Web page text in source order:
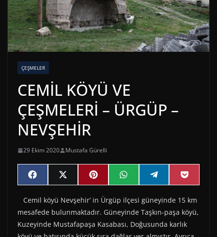
ÇEŞMELER
CEMİL KÖYÜ VE
ÇEŞMELERİ – ÜRGÜP –
NEVŞEHİR
29 Ekim 2020 Mustafa Gürelli
Share
on
F
a
e
b
o
o
k
Share
on
X
(
w
i
t
t
e
Share
on
P
i
t
e
r
e
s
Share
on
W
h
t
s
A
p
p
Share
on
e
e
g
r
a
m
Share
on
P
o
k
e
t
Cemil köyü Nevşehir’ in Ürgüp ilçesi güneyinde 15 km
mesafede bulunmaktadır. Güneyinde Taşkın-paşa köyü,
Kuzeyinde Mustafapaşa Kasabası, Doğusunda karlık